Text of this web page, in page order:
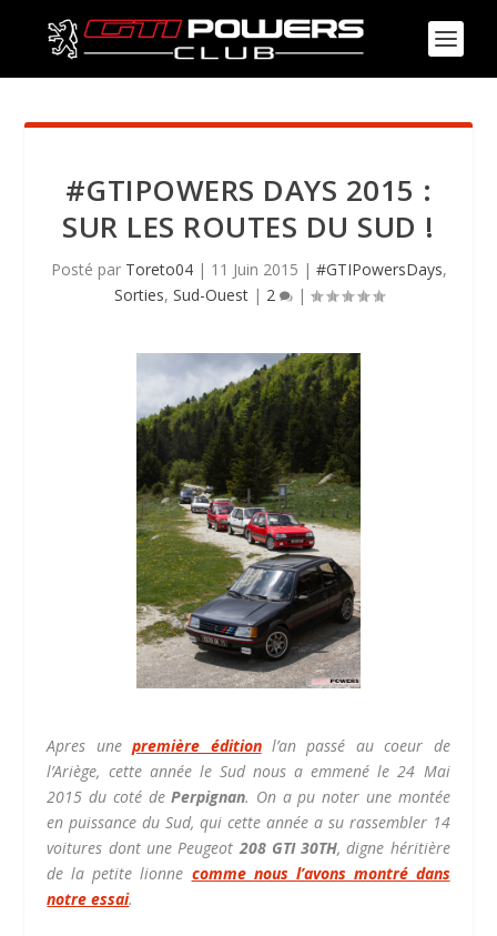
#GTIPOWERS DAYS 2015 :
SUR LES ROUTES DU SUD !
Posté par Toreto04| 11 Juin 2015 | #GTIPowersDays,
Sorties, Sud-Ouest| 2 |
Apres unepremière éditionl’an passé au coeur de
l’Ariège, cette année le Sud nous a emmené le 24 Mai
2015 du coté dePerpignan. On a pu noter une montée
en puissance du Sud, qui cette année a su rassembler 14
voitures dont une Peugeot208 GTI 30TH, digne héritière
de la petite lionne comme nous l’avons montré dans
notre essai.